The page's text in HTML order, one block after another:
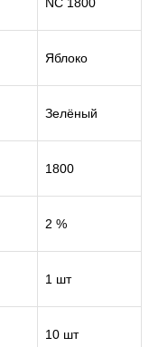
Яблоко
Зелёный
1800
2 %
1 шт
10 шт